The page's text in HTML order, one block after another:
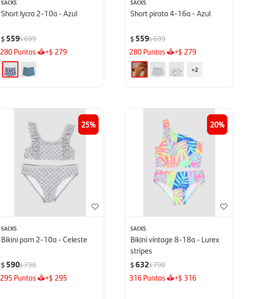
SACKS
Short lycra 2-10a - Azul
$ 559$699
280Puntos +$ 279
SACKS
Short pirata 4-16a - Azul
$ 559$699
280Puntos +$ 279
+2
25
SACKS
Bikini pom 2-10a - Celeste
$ 590$790
295 Puntos +$ 295
20
SACKS
Bikini vintage 8-18a - Lurex
stripes
$632$790
316Puntos +$ 316